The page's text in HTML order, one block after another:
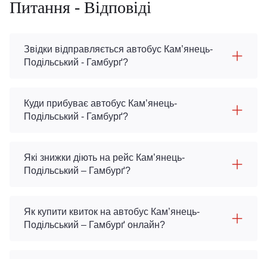
Питання - Відповіді
Звідки відправляється автобус Кам’янець-
Подільський - Гамбурґ?
Куди прибуває автобус Кам’янець-
Подільський - Гамбурґ?
Які знижки діють на рейс Кам’янець-
Подільський – Гамбурґ?
Як купити квиток на автобус Кам’янець-
Подільський – Гамбурґ онлайн?